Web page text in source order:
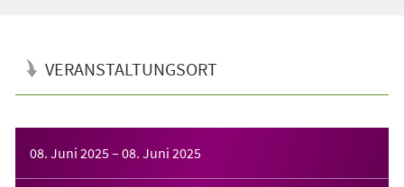
VERANSTALTUNGSORT
08. Juni 2025– 08. Juni 2025